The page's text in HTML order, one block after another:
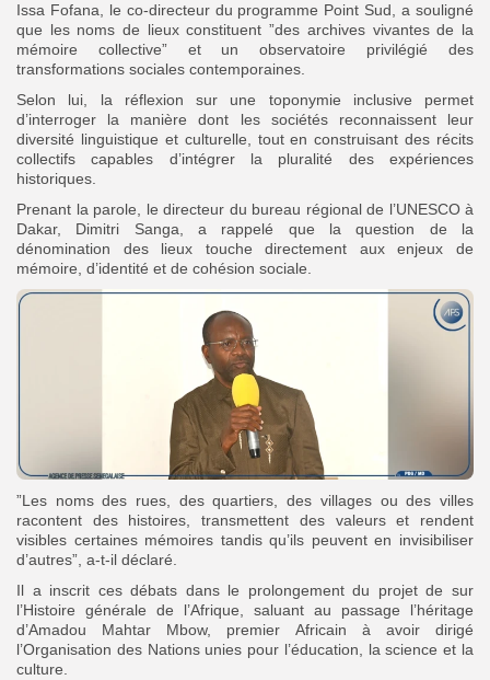
Issa Fofana, le co-directeur du programme Point Sud, a souligné
que les noms de lieux constituent ”des archives vivantes de la
mémoire collective” et un observatoire privilégié des
transformations sociales contemporaines.
‎Selon lui, la réflexion sur une toponymie inclusive permet
d’interroger la manière dont les sociétés reconnaissent leur
diversité linguistique et culturelle, tout en construisant des récits
collectifs capables d’intégrer la pluralité des expériences
historiques.
‎Prenant la parole, le directeur du bureau régional de l’UNESCO à
Dakar, Dimitri Sanga, a rappelé que la question de la
dénomination des lieux touche directement aux enjeux de
mémoire, d’identité et de cohésion sociale.
”Les noms des rues, des quartiers, des villages ou des villes
racontent des histoires, transmettent des valeurs et rendent
visibles certaines mémoires tandis qu’ils peuvent en invisibiliser
d’autres”, a-t-il déclaré.
‎Il a inscrit ces débats dans le prolongement du projet de sur
l’Histoire générale de l’Afrique, saluant au passage l’héritage
d’Amadou Mahtar Mbow, premier Africain à avoir dirigé
l’Organisation des Nations unies pour l’éducation, la science et la
culture.